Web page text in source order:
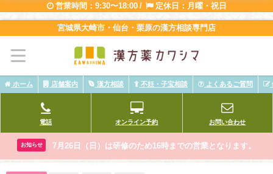
営業時間：9:30〜18:00 / 定休日：月曜・祝日
宮城県大崎市・仙台・栗原の漢方相談専門店
ホーム 店舗案内 漢方相談 不妊・子宝相談 よくあるご質問
電話 オンライン予約 お問い合わせ
お知らせ 7月26日（日）は研修のため16時までの営業となります。